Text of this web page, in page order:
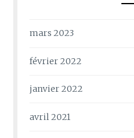
mars 2023
février 2022
janvier 2022
avril 2021